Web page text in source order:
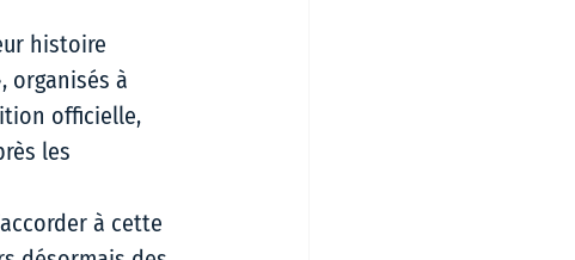
histoire
organisés à
officielle,
les
à cette